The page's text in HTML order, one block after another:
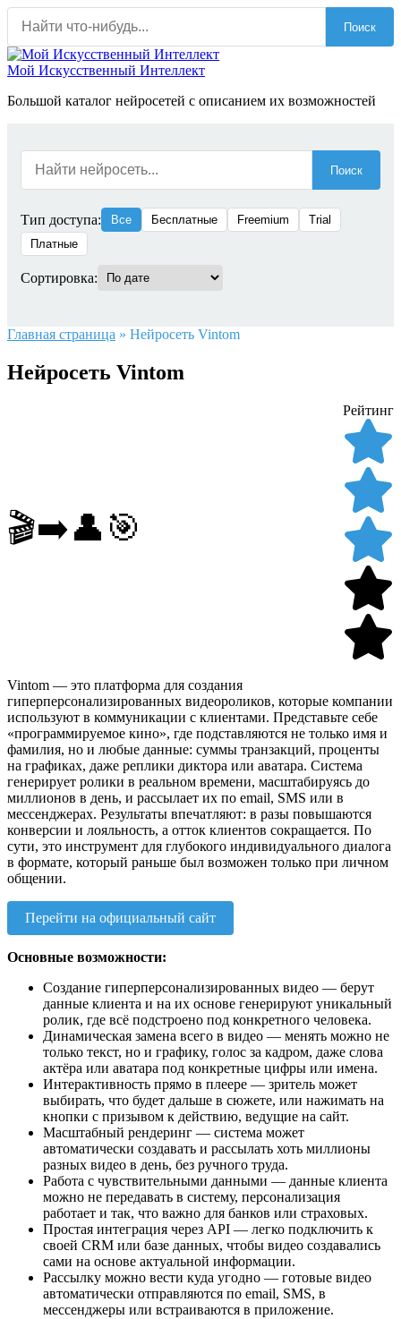
Перейти
содержанию
Поиск
Мой Искусственный Интеллект
Большой каталог нейросетей с описанием их возможностей
Поиск
Тип доступа: Все Бесплатные Freemium
Trial
Платные
Сортировка:
Главная страница » Нейросеть Vintom
Нейросеть Vintom
🎬➡️👤🎯
Рейтинг
Vintom — это платформа для создания
гиперперсонализированных видеороликов, которые компании
используют в коммуникации с клиентами. Представьте себе
«программируемое кино», где подставляются не только имя и
фамилия, но и любые данные: суммы транзакций, проценты
на графиках, даже реплики диктора или аватара. Система
генерирует ролики в реальном времени, масштабируясь до
миллионов в день, и рассылает их по email, SMS или в
мессенджерах. Результаты впечатляют: в разы повышаются
конверсии и лояльность, а отток клиентов сокращается. По
сути, это инструмент для глубокого индивидуального диалога
в формате, который раньше был возможен только при личном
общении.
Перейти на официальный сайт
Основные возможности:
Создание гиперперсонализированных видео — берут
данные клиента и на их основе генерируют уникальный
ролик, где всё подстроено под конкретного человека.
Динамическая замена всего в видео — менять можно не
только текст, но и графику, голос за кадром, даже слова
актёра или аватара под конкретные цифры или имена.
Интерактивность прямо в плеере — зритель может
выбирать, что будет дальше в сюжете, или нажимать на
кнопки с призывом к действию, ведущие на сайт.
Масштабный рендеринг — система может
автоматически создавать и рассылать хоть миллионы
разных видео в день, без ручного труда.
Работа с чувствительными данными — данные клиента
можно не передавать в систему, персонализация
работает и так, что важно для банков или страховых.
Простая интеграция через API — легко подключить к
своей CRM или базе данных, чтобы видео создавались
сами на основе актуальной информации.
Рассылку можно вести куда угодно — готовые видео
автоматически отправляются по email, SMS, в
мессенджеры или встраиваются в приложение.